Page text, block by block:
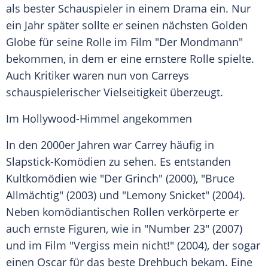
als bester Schauspieler in einem Drama ein. Nur
ein Jahr später sollte er seinen nächsten Golden
Globe für seine Rolle im Film "Der Mondmann"
bekommen, in dem er eine ernstere Rolle spielte.
Auch Kritiker waren nun von Carreys
schauspielerischer Vielseitigkeit überzeugt.
Im Hollywood-Himmel angekommen
In den 2000er Jahren war Carrey häufig in
Slapstick-Komödien zu sehen. Es entstanden
Kultkomödien wie "Der Grinch" (2000), "Bruce
Allmächtig" (2003) und "Lemony Snicket" (2004).
Neben komödiantischen Rollen verkörperte er
auch ernste Figuren, wie in "Number 23" (2007)
und im Film "Vergiss mein nicht!" (2004), der sogar
einen Oscar für das beste Drehbuch bekam. Eine